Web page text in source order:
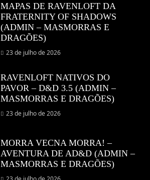
MAPAS DE RAVENLOFT DA
FRATERNITY OF SHADOWS
(ADMIN – MASMORRAS E
DRAGÕES)
23 de julho de 2026
RAVENLOFT NATIVOS DO
PAVOR – D&D 3.5 (ADMIN –
MASMORRAS E DRAGÕES)
23 de julho de 2026
MORRA VECNA MORRA! –
AVENTURA DE AD&D (ADMIN –
MASMORRAS E DRAGÕES)